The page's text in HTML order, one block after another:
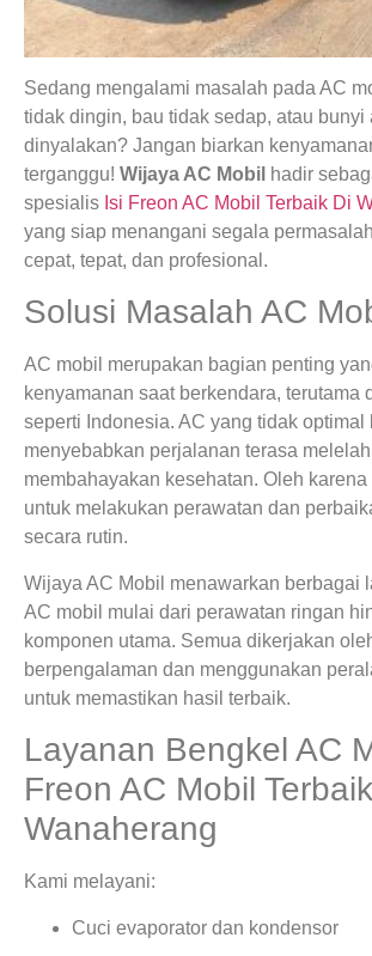
Sedang mengalami masalah pada AC
tidak dingin, bau tidak sedap, atau bunyi
dinyalakan? Jangan biarkan
terganggu! Wijaya AC Mobil hadir
spesialis Isi Freon AC Mobil Terbaik Di
yang siap menangani segala
cepat, tepat, dan profesional.
Solusi Masalah AC
AC mobil merupakan bagian penting
kenyamanan saat berkendara, terutama
seperti Indonesia. AC yang tidak optimal
menyebabkan perjalanan terasa
membahayakan kesehatan. Oleh karena
untuk melakukan perawatan dan
secara rutin.
Wijaya AC Mobil menawarkan berbagai
AC mobil mulai dari perawatan ringan
komponen utama. Semua dikerjakan
berpengalaman dan menggunakan
untuk memastikan hasil terbaik.
Layanan Bengkel AC
Freon AC Mobil
Wanaherang
Kami melayani:
Cuci evaporator dan kondensor